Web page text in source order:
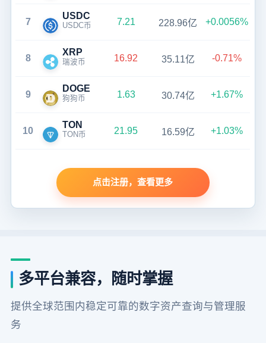
7
USDC
USDC币 7.21 228.96亿 +0.0056%
8
XRP
瑞波币 16.92 35.11亿 -0.71%
9
DOGE
狗狗币 1.63 30.74亿 +1.67%
10
TON
TON币 21.95 16.59亿 +1.03%
点击注册，查看更多
多平台兼容，随时掌握
提供全球范围内稳定可靠的数字资产查询与管理服
务